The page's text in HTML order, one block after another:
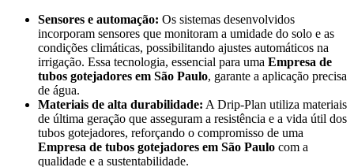
Sensores e automação: Os sistemas desenvolvidos
incorporam sensores que monitoram a umidade do solo e as
condições climáticas, possibilitando ajustes automáticos na
irrigação. Essa tecnologia, essencial para uma Empresa de
tubos gotejadores em São Paulo, garante a aplicação precisa
de água.
Materiais de alta durabilidade: A Drip-Plan utiliza materiais
de última geração que asseguram a resistência e a vida útil dos
tubos gotejadores, reforçando o compromisso de uma
Empresa de tubos gotejadores em São Paulo com a
qualidade e a sustentabilidade.